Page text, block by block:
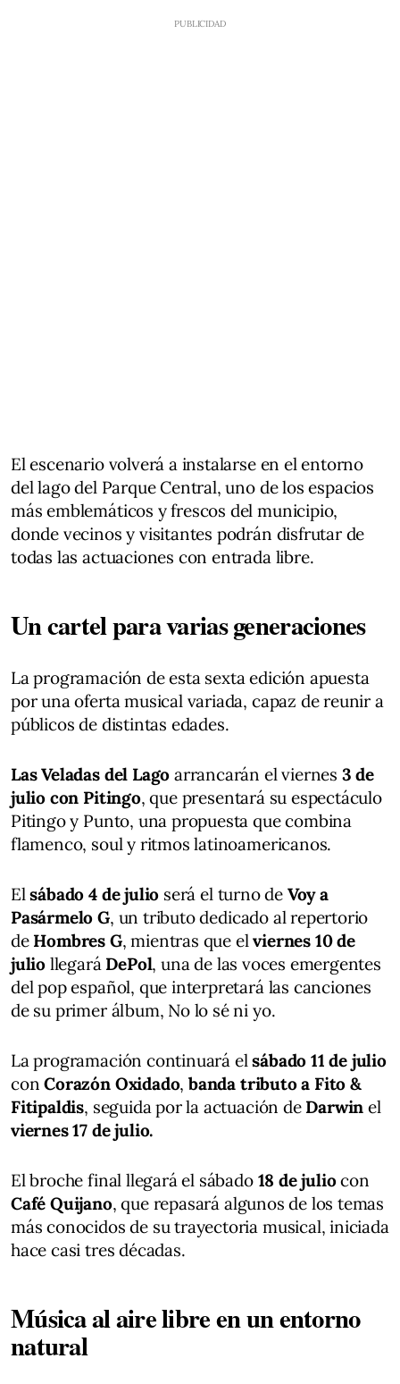
El escenario volverá a instalarse en el entorno
del lago del Parque Central, uno de los espacios
más emblemáticos y frescos del municipio,
donde vecinos y visitantes podrán disfrutar de
todas las actuaciones con entrada libre.
Un cartel para varias generaciones
La programación de esta sexta edición apuesta
por una oferta musical variada, capaz de reunir a
públicos de distintas edades.
Las Veladas del Lago arrancarán el viernes 3 de
julio con Pitingo, que presentará su espectáculo
Pitingo y Punto, una propuesta que combina
flamenco, soul y ritmos latinoamericanos.
Elsábado 4 de julio será el turno de Voy a
Pasármelo G, un tributo dedicado al repertorio
de Hombres G, mientras que elviernes 10 de
julio llegará DePol, una de las voces emergentes
del pop español, que interpretará las canciones
de su primer álbum, No lo sé ni yo.
La programación continuará elsábado 11 de julio
conCorazón Oxidado,banda tributo a Fito &
Fitipaldis, seguida por la actuación deDarwinel
viernes 17 de julio.
El broche final llegará el sábado18 de juliocon
Café Quijano, que repasará algunos de los temas
más conocidos de su trayectoria musical, iniciada
hace casi tres décadas.
Música al aire libre en un entorno
natural